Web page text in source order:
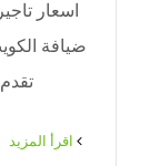
ضيافة